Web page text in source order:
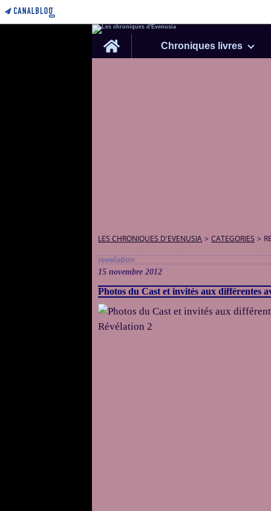
Home
Chroniques livres
LES CHRONIQUES D'EVENUSIA > CATEGORIES >
revelation
15 novembre 2012
Photos du Cast et invités aux différentes